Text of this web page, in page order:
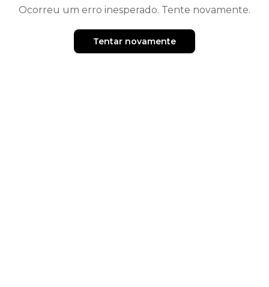
Ocorreu um erro inesperado. Tente novamente.
Tentar novamente